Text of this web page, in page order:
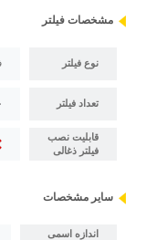
مشخصات فیلتر
نوع فیلتر
تعداد فیلتر
قابلیت نصب
فیلتر ذغالی
سایر مشخصات
اندازه اسمی